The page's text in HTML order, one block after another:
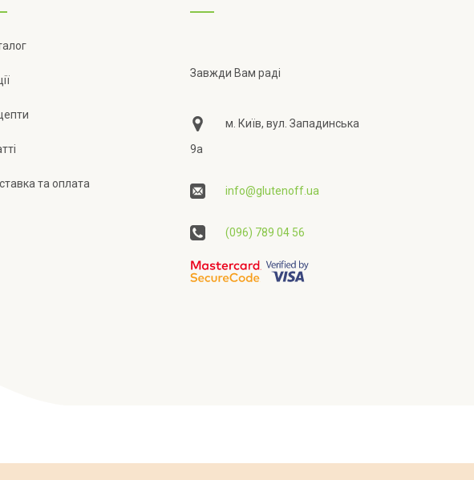
та оплата
Завжди Вам раді
м. Київ, вул. Западинська
9а
info@glutenoff.ua
(096) 789 04 56